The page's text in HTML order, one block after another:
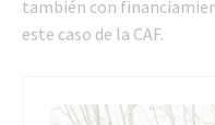
también con
este caso de la CAF.